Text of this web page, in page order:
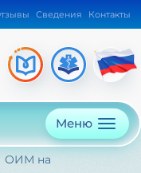
Сведения Контакты
Меню
ОИМ на